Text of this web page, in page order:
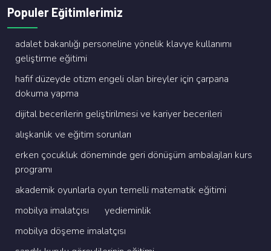
Populer Eğitimlerimiz
adalet bakanliği personeli̇ne yöneli̇k klavye kullanimi
geli̇şti̇rme eği̇ti̇mi̇
hafi̇f düzeyde oti̇zm engeli̇ olan bi̇reyler i̇çi̇n çarpana
dokuma yapma
di̇ji̇tal beceri̇leri̇n geli̇şti̇ri̇lmesi̇ ve kari̇yer beceri̇leri̇
alişkanlik ve eği̇ti̇m sorunlari
erken çocukluk dönemi̇nde geri̇ dönüşüm ambalajlari kurs
programi
akademi̇k oyunlarla oyun temelli̇ matemati̇k eği̇ti̇mi̇
mobi̇lya i̇malatçisi
yedi̇emi̇nli̇k
mobi̇lya döşeme i̇malatçisi